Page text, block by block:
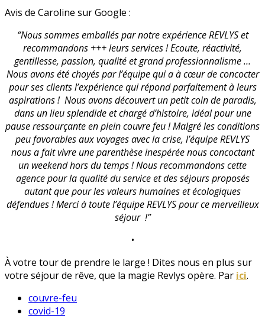
Avis de Caroline sur Google :
“Nous sommes emballés par notre expérience REVLYS et
recommandons +++ leurs services ! Ecoute, réactivité,
gentillesse, passion, qualité et grand professionnalisme …
Nous avons été choyés par l’équipe qui a à cœur de concocter
pour ses clients l’expérience qui répond parfaitement à leurs
aspirations ! Nous avons découvert un petit coin de paradis,
dans un lieu splendide et chargé d’histoire, idéal pour une
pause ressourçante en plein couvre feu ! Malgré les conditions
peu favorables aux voyages avec la crise, l’équipe REVLYS
nous a fait vivre une parenthèse inespérée nous concoctant
un weekend hors du temps ! Nous recommandons cette
agence pour la qualité du service et des séjours proposés
autant que pour les valeurs humaines et écologiques
défendues ! Merci à toute l’équipe REVLYS pour ce merveilleux
séjour !”
•
À votre tour de prendre le large ! Dites nous en plus sur
votre séjour de rêve, que la magie Revlys opère. Par ici.
couvre-feu
covid-19